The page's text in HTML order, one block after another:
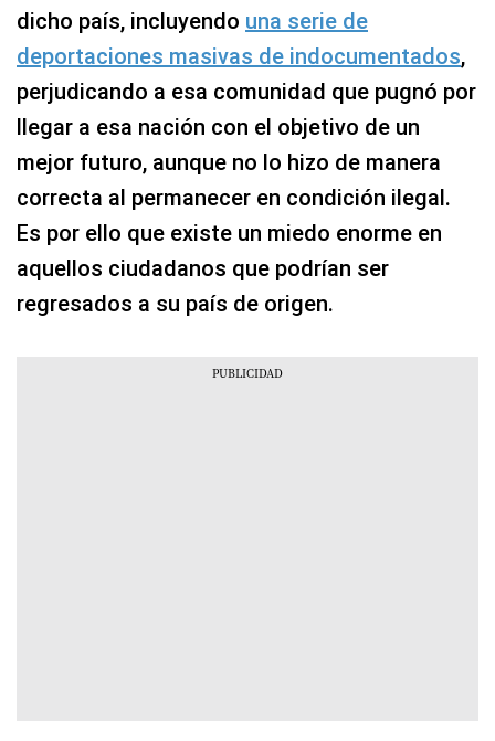
dicho país, incluyendo una serie de
deportaciones masivas de indocumentados,
perjudicando a esa comunidad que pugnó por
llegar a esa nación con el objetivo de un
mejor futuro, aunque no lo hizo de manera
correcta al permanecer en condición ilegal.
Es por ello que existe un miedo enorme en
aquellos ciudadanos que podrían ser
regresados a su país de origen.